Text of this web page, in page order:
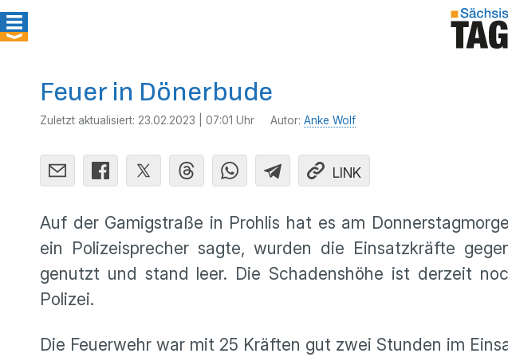
Feuer in Dönerbude
Zuletzt aktualisiert: 23.02.2023 | 07:01 Uhr Autor: Anke Wolf
LINK
Auf der Gamigstraße in Prohlis hat es am
ein Polizeisprecher sagte, wurden die Einsatzkräfte
genutzt und stand leer. Die Schadenshöhe ist derzeit
Polizei.
Die Feuerwehr war mit 25 Kräften gut zwei Stunden im